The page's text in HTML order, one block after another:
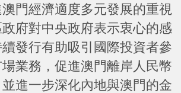
門經濟適度多元發展的重視
府對中央政府表示衷心的感
發行有助吸引國際投資者參
業務，促進澳門離岸人民幣
進一步深化內地與澳門的金